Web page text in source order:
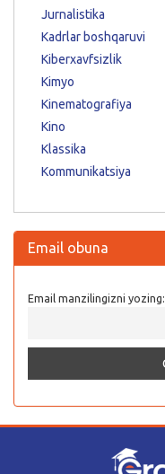
Jurnalistika
Kadrlar boshqaruvi
Kiberxavfsizlik
Kimyo
Kinematografiya
Kino
Klassika
Kommunikatsiya
Email obuna
Email manzilingizni yozing: